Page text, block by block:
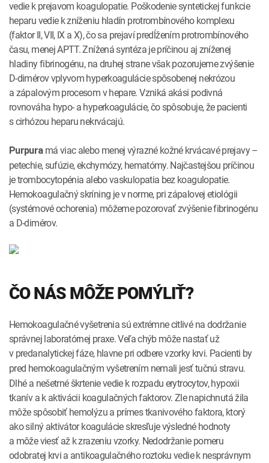
vedie k prejavom koagulopatie. Poškodenie syntetickej funkcie
heparu vedie k zníženiu hladín protrombínového komplexu
(faktor II, VII, IX a X), čo sa prejaví predĺžením protrombínového
času, menej APTT. Znížená syntéza je príčinou aj zníženej
hladiny fibrinogénu, na druhej strane však pozorujeme zvýšenie
D-dimérov vplyvom hyperkoagulácie spôsobenej nekrózou
a zápalovým procesom v hepare. Vzniká akási podivná
rovnováha hypo- a hyperkoagulácie, čo spôsobuje, že pacienti
s cirhózou heparu nekrvácajú.
Purpuramá viac alebo menej výrazné kožné krvácavé prejavy –
petechie, sufúzie, ekchymózy, hematómy. Najčastejšou príčinou
je trombocytopénia alebo vaskulopatia bez koagulopatie.
Hemokoagulačný skríning je v norme, pri zápalovej etiológii
(systémové ochorenia) môžeme pozorovať zvýšenie fibrinogénu
a D-dimérov.
ČO NÁS MÔŽE POMÝLIŤ?
Hemokoagulačné vyšetrenia sú extrémne citlivé na dodržanie
správnej laboratórnej praxe. Veľa chýb môže nastať už
v predanalytickej fáze, hlavnepri odbere vzorky krvi. Pacienti by
pred hemokoagulačným vyšetrením nemali jesť tučnú stravu.
Dlhé a nešetrné škrtenie vedie k rozpadu erytrocytov, hypoxii
tkanív a k aktivácii koagulačných faktorov. Zle napichnutá žila
môže spôsobiť hemolýzu a prímes tkanivového faktora, ktorý
ako silný aktivátor koagulácie skresľuje výsledné hodnoty
a môže viesť až k zrazeniu vzorky. Nedodržanie pomeru
odobratej krvi a antikoagulačného roztoku vediek nesprávnym